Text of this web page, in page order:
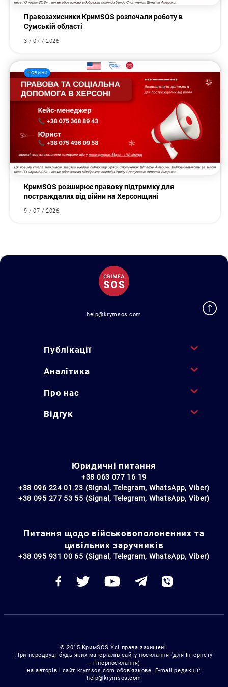
Правозахисники КримSOS розпочали роботу в
Сумській області
3 / 07 / 2026
Новини
КримSOS розширює правову підтримку для
постраждалих від війни на Херсонщині
9 / 07 / 2026
help@krymsos.com
Публікації
Аналітика
Про нас
Відгук
Юридичні питання
+38 063 077 16 19
+38 096 224 01 23 (Signal, Telegram, WhatsApp, Viber)
+38 095 277 53 55 (Signal, Telegram, WhatsApp, Viber)
Питання щодо військовополоненних та
цивільних заручників
+38 095 931 00 65 (Signal, Telegram, WhatsApp, Viber)
© 2015 КримSOS Усі права захищені.
При передруці будь-яких матеріалів сайту посилання (для Інтернету
– гіперпосилання)
на авторів і сайт krymsos.com обов’язкове. E-mail редакції:
help@krymsos.com